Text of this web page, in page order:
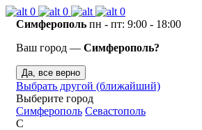
0 0
0
Симферополь пн - пт: 9:00 - 18:00
Ваш город — Симферополь?
Да, все верно
Выбрать другой (ближайший)
Выберите город
Симферополь Севастополь
С